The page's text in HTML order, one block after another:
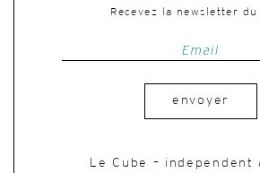
Recevez la newsletter du
envoyer
Le Cube – independent